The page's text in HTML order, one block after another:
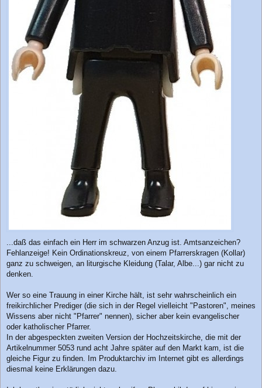
...daß das einfach ein Herr im schwarzen Anzug ist. Amtsanzeichen?
Fehlanzeige! Kein Ordinationskreuz, von einem Pfarrerskragen (Kollar)
ganz zu schweigen, an liturgische Kleidung (Talar, Albe...) gar nicht zu
denken.
Wer so eine Trauung in einer Kirche hält, ist sehr wahrscheinlich ein
freikirchlicher Prediger (die sich in der Regel vielleicht "Pastoren", meines
Wissens aber nicht "Pfarrer" nennen), sicher aber kein evangelischer
oder katholischer Pfarrer.
In der abgespeckten zweiten Version der Hochzeitskirche, die mit der
Artikelnummer 5053 rund acht Jahre später auf den Markt kam, ist die
gleiche Figur zu finden. Im Produktarchiv im Internet gibt es allerdings
diesmal keine Erklärungen dazu.